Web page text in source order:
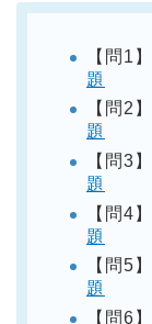
【問1】
題
【問2】
題
【問3】
題
【問4】
題
【問5】
題
【問6】